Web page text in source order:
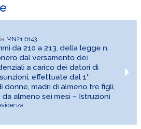
MN21.6143
da 210 a 213, della legge n.
dal versamento dei
a carico dei datori di
effettuate dal 1°
donne, madri di almeno tre figli,
almeno sei mesi – Istruzioni